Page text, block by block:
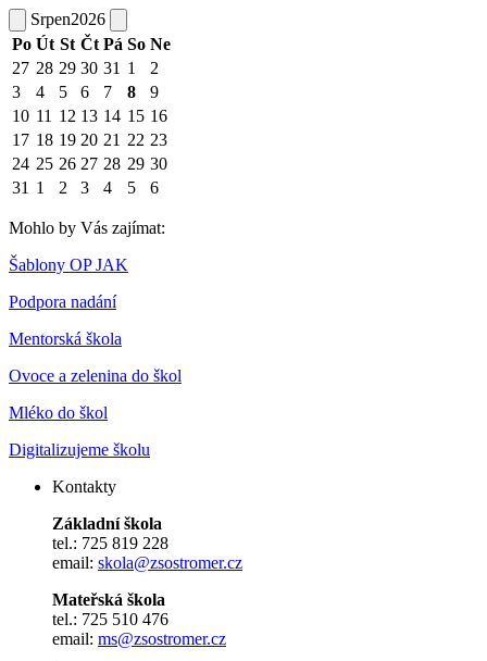
Srpen2026
Po Út St Čt Pá So Ne
27 28 29 30 31 1
2
3
4 5 6 7 8
9
10 11 12 13 14 15 16
17 18 19 20 21 22 23
24 25 26 27 28 29 30
31 1 2 3 4 5 6
Mohlo by Vás zajímat:
Šablony OP JAK
Podpora nadání
Mentorská škola
Ovoce a zelenina do škol
Mléko do škol
Digitalizujeme školu
Kontakty
Základní škola
tel.: 725 819 228
email: skola@zsostromer.cz
Mateřská škola
tel.: 725 510 476
email: ms@zsostromer.cz